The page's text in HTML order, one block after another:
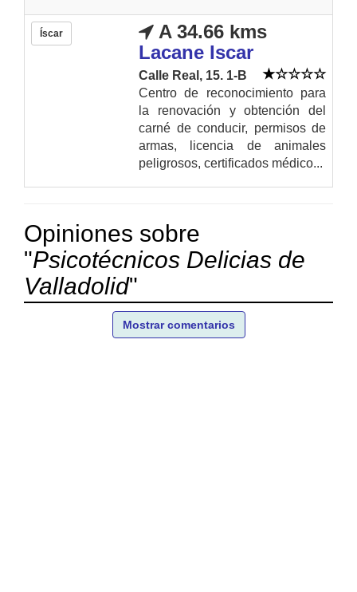
Íscar
A 34.66 kms
Lacane Iscar
Calle Real, 15. 1-B
Centro de reconocimiento para
la renovación y obtención del
carné de conducir, permisos de
armas, licencia de animales
peligrosos, certificados médico...
Opiniones sobre
"Psicotécnicos Delicias de
Valladolid"
Mostrar comentarios